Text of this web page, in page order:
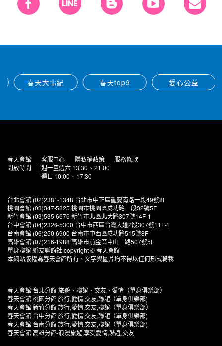
春天大事紀 春天top9 愛心公益
春天會館 客服中心 隱私權政策
服務條款
開放時間
週一至週六 13:30 ~ 21:00
週日 10:00 ~ 17:30
台北會館 (02)2381-1348 台北市中正區重慶南路一段49號8F
桃園會館 (03)347-5825 桃園市桃園區成功路一段32號5F
新竹會館 (03)535-6676 新竹市北區北大路307號14F-1
台中會館 (04)2326-5300 台中市西區台灣大道2段307號11F-1
台南會館 (06)250-6900 台南市中西區成功路515號8F
高雄會館 (07)216-1988 高雄市前金區中山二路507號5F
單身聯誼,婚友聯誼社 copyright © 春天會館
本網站版權為春天會館所有、文字與圖片均不得以任何形式轉載
春天會館 台北分館-旅遊、聯誼、交友、愛情（單身俱樂部）
春天會館 桃園分館 旅行,愛情,交友,聯誼（單身俱樂部)
春天會館 新竹分館 旅行,愛情,交友,聯誼（單身俱樂部）
春天會館 台中分館 旅行,愛情,交友,聯誼（單身俱樂部)
春天會館 台南分館 旅行,愛情,交友,聯誼（單身俱樂部)
春天會館 高雄分館-浪漫旅遊,享受愛情,聯誼,交友